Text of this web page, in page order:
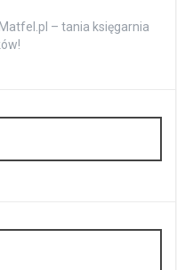
– tania księgarnia